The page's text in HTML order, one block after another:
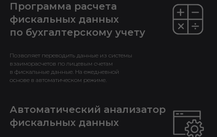
Программа расчета
фискальных данных
по бухгалтерскому учету
Позволяет переводить данные из системы
взаиморасчетов по лицевым счетам
в фискальные данные. На ежедневной
основе в автоматическом режиме.
Автоматический анализатор
фискальных данных